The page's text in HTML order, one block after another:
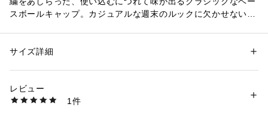
スボールキャップ。カジュアルな週末のルックに欠かせない必
・6枚パネル構造
・背面にPolo刺繍とスライダーバックル
※商品によって原産国が異なる場合があり、お選びすることは
性別：レディース
素材：-
洗濯：-
※詳しい洗濯方法については、商品の品質表示タグをご覧ください
サイズ詳細
レビュー
1件